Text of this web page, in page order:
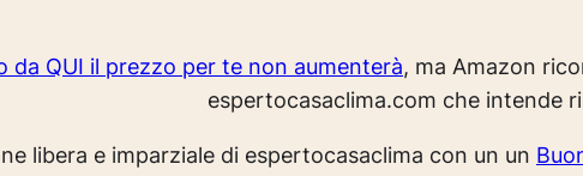
da QUI il prezzo per te non aumenterà, ma Amazon
espertocasaclima.com che intende
libera e imparziale di espertocasaclima con un un